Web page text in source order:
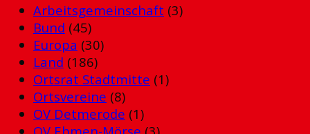
Arbeitsgemeinschaft (3)
Bund (45)
Europa (30)
Land (186)
Ortsrat Stadtmitte (1)
Ortsvereine (8)
OV Detmerode (1)